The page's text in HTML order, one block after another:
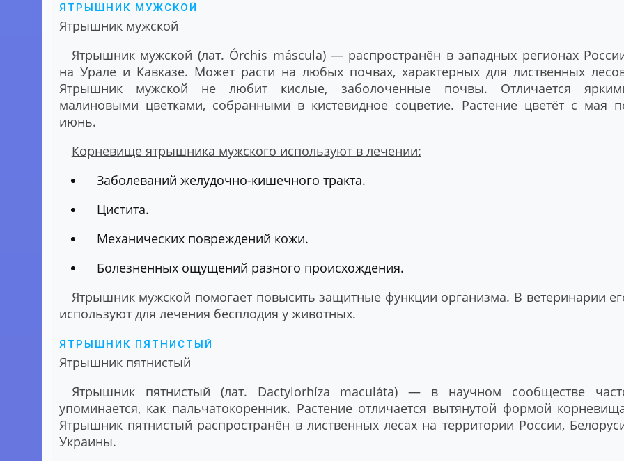
ЯТРЫШНИК МУЖСКОЙ
Ятрышник мужской
Ятрышник мужской (лат. Órchis máscula) — распространён в западных регионах
на Урале и Кавказе. Может расти на любых почвах, характерных для лиственных
Ятрышник мужской не любит кислые, заболоченные почвы. Отличается
малиновыми цветками, собранными в кистевидное соцветие. Растение цветёт с мая
июнь.
Корневище ятрышника мужского используют в лечении:
Заболеваний желудочно-кишечного тракта.
Цистита.
Механических повреждений кожи.
Болезненных ощущений разного происхождения.
Ятрышник мужской помогает повысить защитные функции организма. В ветеринарии
используют для лечения бесплодия у животных.
ЯТРЫШНИК ПЯТНИСТЫЙ
Ятрышник пятнистый
Ятрышник пятнистый (лат. Dactylorhíza maculáta) — в научном сообществе
упоминается, как пальчатокоренник. Растение отличается вытянутой формой
Ятрышник пятнистый распространён в лиственных лесах на территории России,
Украины.